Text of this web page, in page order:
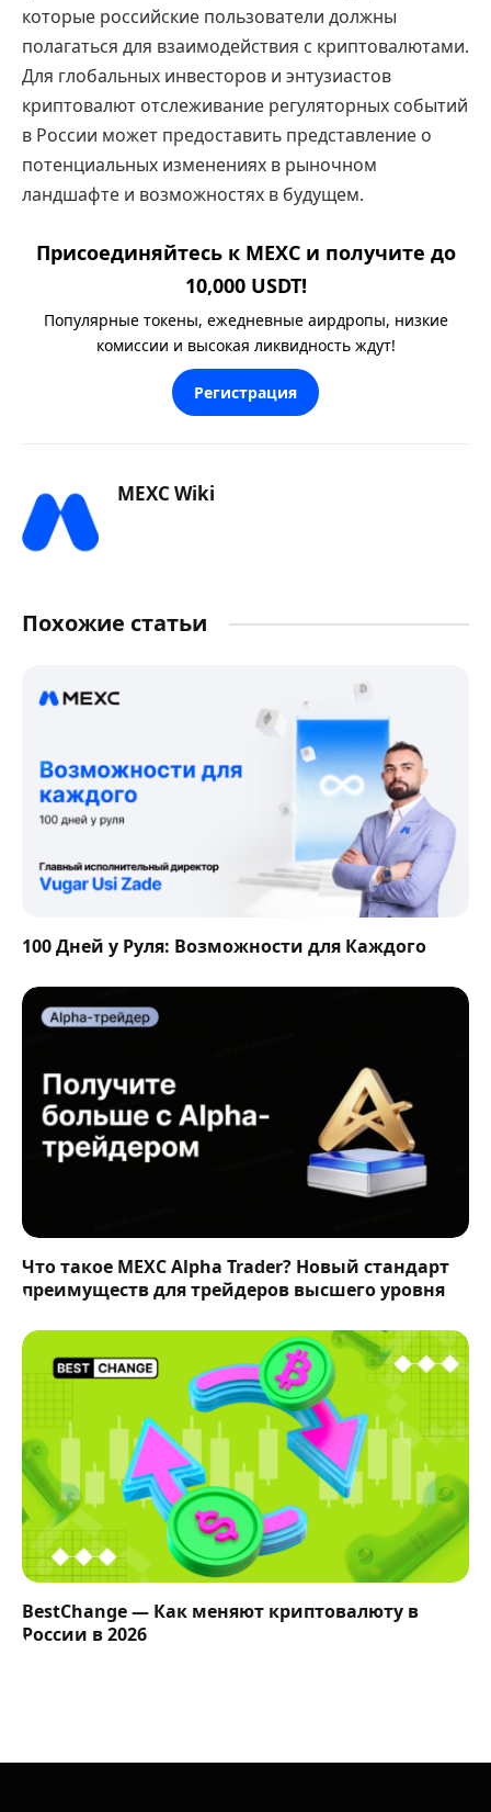
которые российские пользователи должны
полагаться для взаимодействия с криптовалютами.
Для глобальных инвесторов и энтузиастов
криптовалют отслеживание регуляторных событий
в России может предоставить представление о
потенциальных изменениях в рыночном
ландшафте и возможностях в будущем.
Присоединяйтесь к MEXC и получите до
10,000 USDT!
Популярные токены, ежедневные аирдропы, низкие
комиссии и высокая ликвидность ждут!
Регистрация
MEXC Wiki
Похожие статьи
100 Дней у Руля: Возможности для Каждого
Что такое MEXC Alpha Trader? Новый стандарт
преимуществ для трейдеров высшего уровня
BestChange — Как меняют криптовалюту в
России в 2026